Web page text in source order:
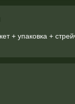
+ упаковка +